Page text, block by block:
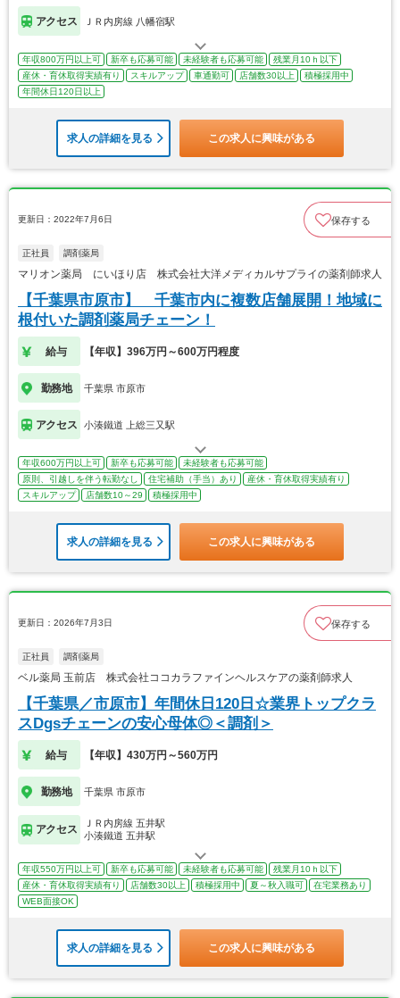
アクセス ＪＲ内房線 八幡宿駅
年収800万円以上可 新卒も応募可能 未経験者も応募可能
残業月10ｈ以下
産休・育休取得実績有り
スキルアップ 車通勤可 店舗数30以上
積極採用中
年間休日120日以上
求人の詳細を見る この求人に興味がある
更新日：2022年7月6日 保存する
正社員 調剤薬局
マリオン薬局 にいほり店 株式会社大洋メディカルサプライの薬剤師求人
【千葉県市原市】 千葉市内に複数店舗展開！地域に
根付いた調剤薬局チェーン！
給与 【年収】396万円～600万円程度
勤務地 千葉県 市原市
アクセス 小湊鐵道 上総三又駅
年収600万円以上可 新卒も応募可能
未経験者も応募可能
原則、引越しを伴う転勤なし
住宅補助（手当）あり
産休・育休取得実績有り
スキルアップ
店舗数10～29 積極採用中
求人の詳細を見る この求人に興味がある
更新日：2026年7月3日 保存する
正社員 調剤薬局
ベル薬局 玉前店 株式会社ココカラファインヘルスケアの薬剤師求人
【千葉県／市原市】年間休日120日☆業界トップクラ
スDgsチェーンの安心母体◎＜調剤＞
給与 【年収】430万円～560万円
勤務地 千葉県 市原市
アクセス
ＪＲ内房線 五井駅
小湊鐵道 五井駅
年収550万円以上可 新卒も応募可能 未経験者も応募可能
残業月10ｈ以下
産休・育休取得実績有り
店舗数30以上 積極採用中 夏～秋入職可
在宅業務あり
WEB面接OK
求人の詳細を見る この求人に興味がある